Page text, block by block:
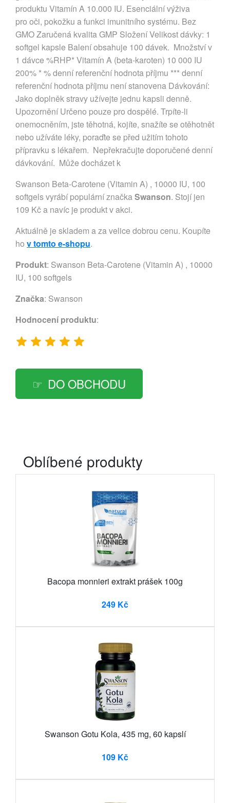
produktu Vitamín A 10.000 IU. Esenciální výživa
pro oči, pokožku a funkci imunitního systému. Bez
GMO Zaručená kvalita GMP Složení Velikost dávky: 1
softgel kapsle Balení obsahuje 100 dávek. Množství v
1 dávce %RHP* Vitamín A (beta-karoten) 10 000 IU
200% * % denní referenční hodnota příjmu *** denní
referenční hodnota příjmu není stanovena Dávkování:
Jako doplněk stravy užívejte jednu kapsli denně.
Upozornění Určeno pouze pro dospělé. Trpíte-li
onemocněním, jste těhotná, kojíte, snažíte se otěhotnět
nebo užíváte léky, poraďte se před užitím tohoto
přípravku s lékařem. Nepřekračujte doporučené denní
dávkování. Může docházet k
Swanson Beta-Carotene (Vitamin A) , 10000 IU, 100
softgels vyrábí populární značkaSwanson. Stojí jen
109 Kč a navíc je produkt v akci.
Aktuálně je skladem a za velice dobrou cenu. Koupíte
ho v tomto e-shopu.
Produkt: Swanson Beta-Carotene (Vitamin A) , 10000
IU, 100 softgels
Značka: Swanson
Hodnocení produktu:
DO OBCHODU
Oblíbené produkty
Bacopa monnieri extrakt prášek 100g
249 Kč
Swanson Gotu Kola, 435 mg, 60 kapslí
109 Kč